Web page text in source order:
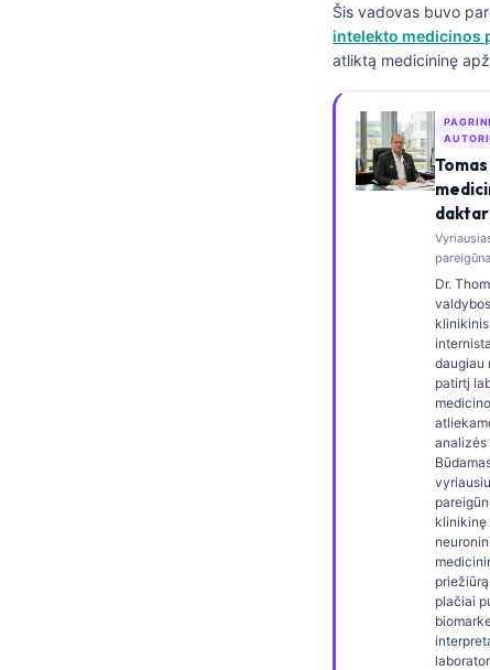
Šis vadovas buvo
intelekto medicinos
atliktą medicininę
Dr.
daugiau
patirtį
analizės
klinikinę
plačiai